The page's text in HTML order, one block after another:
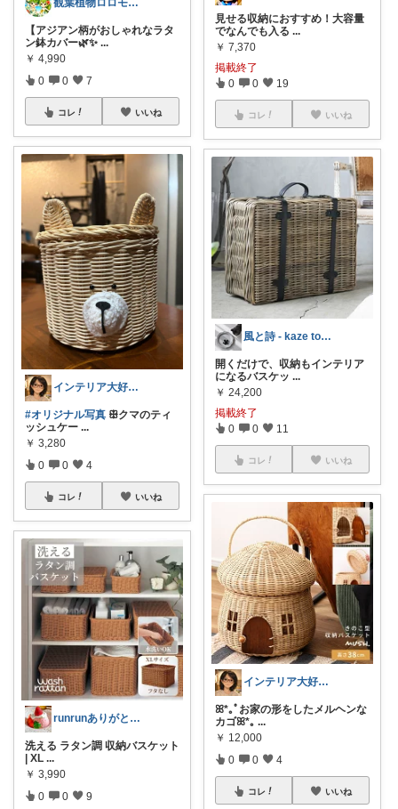
【アジアン柄がおしゃれなラタ
ン鉢カバー🌿✨ ...
￥ 4,990
0 0 7
コレ いいね
インテリア大好きmama🦄
#オリジナル写真 ꕥクマのティ
ッシュケー ...
￥ 3,280
0 0 4
コレ いいね
runrunありがとう( ◠‿◠ )
洗える ラタン調 収納バスケット
| XL ...
￥ 3,990
0 0 9
見せる収納におすすめ！大容量
でなんでも入る ...
￥ 7,370
掲載終了
0 0 19
コレ いいね
風と詩 - kaze to uta -
開くだけで、収納もインテリア
になるバスケッ ...
￥ 24,200
掲載終了
0 0 11
コレ いいね
インテリア大好きmama🦄
ꕤ*｡ﾟお家の形をしたメルヘンな
カゴꕤ*｡ ...
￥ 12,000
0 0 4
コレ いいね